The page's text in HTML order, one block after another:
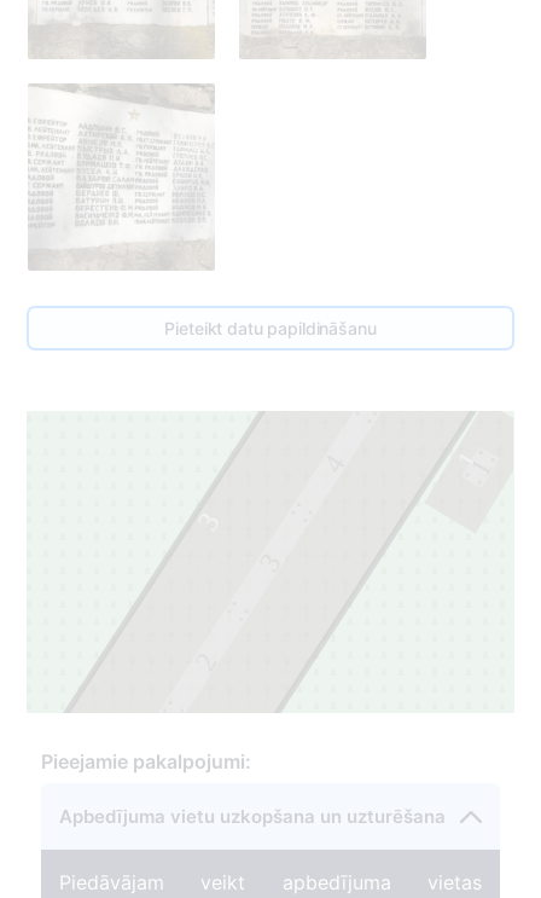
Pieteikt datu papildināšanu
3
1
Pieejamie pakalpojumi:
Apbedījuma vietu uzkopšana un uzturēšana
Piedāvājam veikt apbedījuma vietas